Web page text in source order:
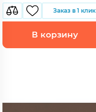
Заказ в 1 клик
В корзину